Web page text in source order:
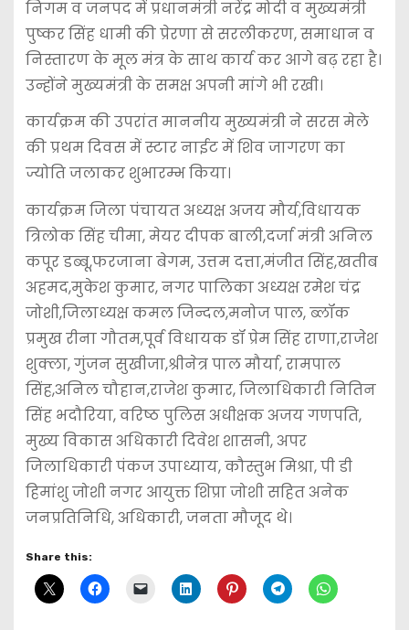
निगम व जनपद में प्रधानमंत्री नरेंद्र मोदी व मुख्यमंत्री
पुष्कर सिंह धामी की प्रेरणा से सरलीकरण, समाधान व
निस्तारण के मूल मंत्र के साथ कार्य कर आगे बढ़ रहा है।
उन्होंने मुख्यमंत्री के समक्ष अपनी मांगे भी रखी।
कार्यक्रम की उपरांत माननीय मुख्यमंत्री ने सरस मेले
की प्रथम दिवस में स्टार नाईट में शिव जागरण का
ज्योति जलाकर शुभारम्भ किया।
कार्यक्रम जिला पंचायत अध्यक्ष अजय मौर्य,विधायक
त्रिलोक सिंह चीमा, मेयर दीपक बाली,दर्जा मंत्री अनिल
कपूर डब्बू,फरजाना बेगम, उत्तम दत्ता,मंजीत सिंह,खतीब
अहमद,मुकेश कुमार, नगर पालिका अध्यक्ष रमेश चंद्र
जोशी,जिलाध्यक्ष कमल जिन्दल,मनोज पाल, ब्लॉक
प्रमुख रीना गौतम,पूर्व विधायक डॉ प्रेम सिंह राणा,राजेश
शुक्ला, गुंजन सुखीजा,श्रीनेत्र पाल मौर्या, रामपाल
सिंह,अनिल चौहान,राजेश कुमार, जिलाधिकारी नितिन
सिंह भदौरिया, वरिष्ठ पुलिस अधीक्षक अजय गणपति,
मुख्य विकास अधिकारी दिवेश शासनी, अपर
जिलाधिकारी पंकज उपाध्याय, कौस्तुभ मिश्रा, पी डी
हिमांशु जोशी नगर आयुक्त शिप्रा जोशी सहित अनेक
जनप्रतिनिधि, अधिकारी, जनता मौजूद थे।
Share this: